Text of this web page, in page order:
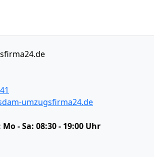
umzugsfirma24.de
Mo - Sa: 08:30 - 19:00 Uhr